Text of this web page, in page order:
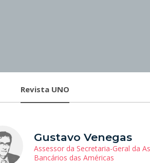
Revista UNO
Gustavo Venegas
Assessor da Secretaria-Geral da
Bancários das Américas